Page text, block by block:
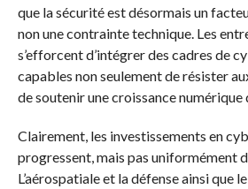
que la sécurité est désormais un
non une contrainte technique. Les
s’efforcent d’intégrer des cadres de
capables non seulement de résister
de soutenir une croissance numérique
Clairement, les investissements en
progressent, mais pas uniformément
L’aérospatiale et la défense ainsi que